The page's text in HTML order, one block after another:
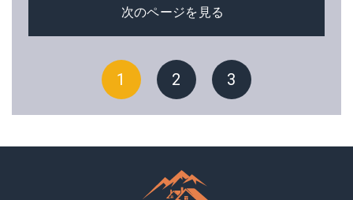
次のページを見る
1 2 3